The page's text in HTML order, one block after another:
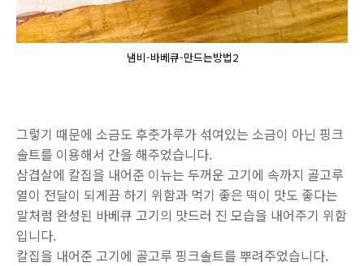
냄비-바베큐-만드는방법2
그렇기 때문에 소금도 후춧가루가 섞여있는 소금이 아닌 핑크
솔트를 이용해서 간을 해주었습니다.
삼겹살에 칼집을 내어준 이뉴는 두꺼운 고기에 속까지 골고루
열이 전달이 되게끔 하기 위함과 먹기 좋은 떡이 맛도 좋다는
말처럼 완성된 바베큐 고기의 맛드러 진 모습을 내어주기 위함
입니다.
칼집을 내어준 고기에 골고루 핑크솔트를 뿌려주었습니다.